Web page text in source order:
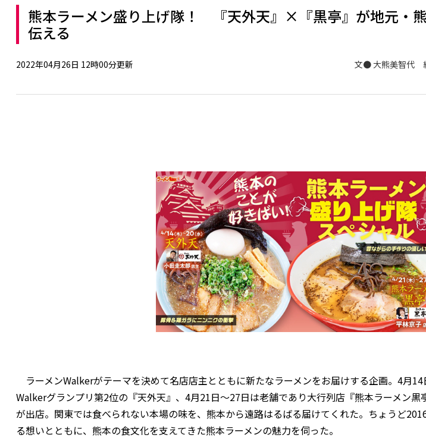
熊本ラーメン盛り上げ隊！ 『天外天』×『黒亭』が地元・
伝える
2022年04月26日 12時00分更新 文● 大熊美智代
ラーメンWalkerがテーマを決めて名店店主とともに新たなラーメンをお届けする企画。4月
Walkerグランプリ第2位の『天外天』、4月21日～27日は老舗であり大行列店『熊本ラーメン黒
が出店。関東では食べられない本場の味を、熊本から遠路はるばる届けてくれた。ちょうど
る想いとともに、熊本の食文化を支えてきた熊本ラーメンの魅力を伺った。